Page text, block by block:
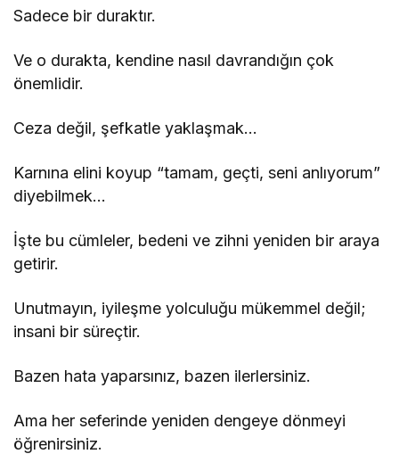
Sadece bir duraktır.
Ve o durakta, kendine nasıl davrandığın çok
önemlidir.
Ceza değil, şefkatle yaklaşmak…
Karnına elini koyup “tamam, geçti, seni anlıyorum”
diyebilmek…
İşte bu cümleler, bedeni ve zihni yeniden bir araya
getirir.
Unutmayın, iyileşme yolculuğu mükemmel değil;
insani bir süreçtir.
Bazen hata yaparsınız, bazen ilerlersiniz.
Ama her seferinde yeniden dengeye dönmeyi
öğrenirsiniz.